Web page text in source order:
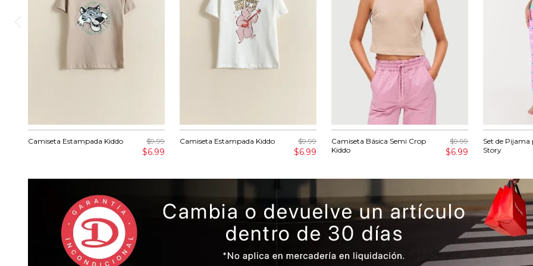
Camiseta Estampada Kiddo $9.99
$6.99
Camiseta Estampada Kiddo $9.99
$6.99
Camiseta Básica Semi Crop
Kiddo
$9.99
$6.99
Set de Pijama
Story